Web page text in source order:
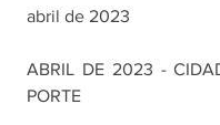
abril de 2023
ABRIL DE 2023 -
PORTE